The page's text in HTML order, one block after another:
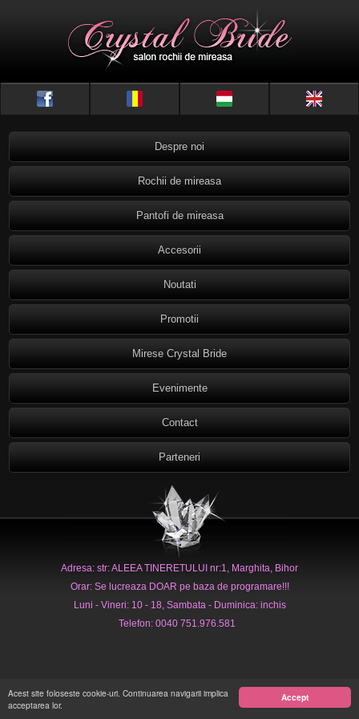
Accept
Acest site foloseste cookie-uri. Continuarea navigarii implica
acceptarea lor.
Despre noi
Rochii de mireasa
Pantofi de mireasa
Accesorii
Noutati
Promotii
Mirese Crystal Bride
Evenimente
Contact
Parteneri
Adresa: str: ALEEA TINERETULUI nr:1, Marghita, Bihor
Orar: Se lucreaza DOAR pe baza de programare!!!
Luni - Vineri: 10 - 18, Sambata - Duminica: inchis
Telefon: 0040 751.976.581